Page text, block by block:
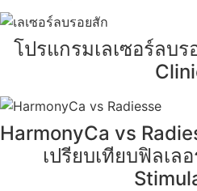
โปรแกรมเลเซอร์ลบ
HarmonyCa vs
เปรียบเทียบฟิลเล